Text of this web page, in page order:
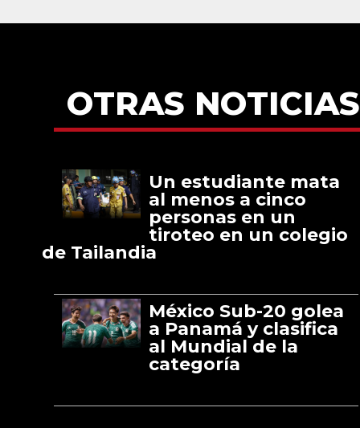
OTRAS NOTICIAS
Un estudiante mata
al menos a cinco
personas en un
tiroteo en un colegio
de Tailandia
México Sub-20 golea
a Panamá y clasifica
al Mundial de la
categoría